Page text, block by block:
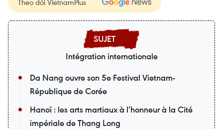
Intégration internationale
Da Nang ouvre son 5e Festival Vietnam-
République de Corée
Hanoï : les arts martiaux à l’honneur à la Cité
impériale de Thang Long